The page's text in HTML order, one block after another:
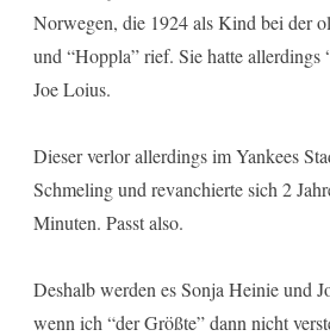
Norwegen, die 1924 als Kind bei der
und “Hoppla” rief. Sie hatte allerdings
Joe Loius.
Dieser verlor allerdings im Yankees
Schmeling und revanchierte sich 2
Minuten. Passt also.
Deshalb werden es Sonja Heinie und
wenn ich “der Größte” dann nicht